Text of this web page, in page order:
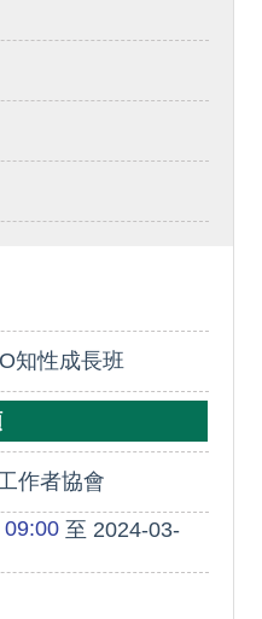
知性成長班
作者協會
至 2024-03-